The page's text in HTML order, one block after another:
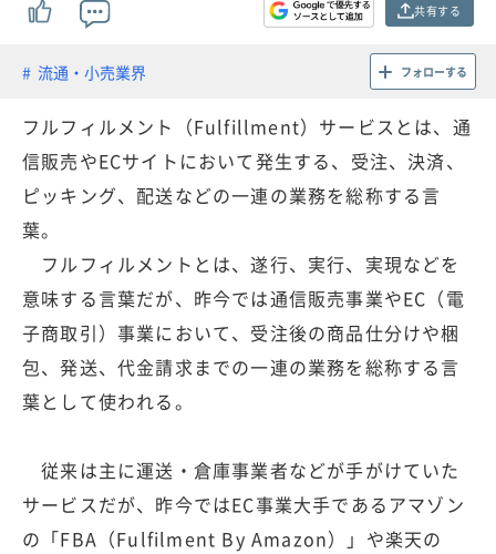
共有する
流通・小売業界 フォローする
フルフィルメント（Fulfillment）サービスとは、通
信販売やECサイトにおいて発生する、受注、決済、
ピッキング、配送などの一連の業務を総称する言
葉。
フルフィルメントとは、遂行、実行、実現などを
意味する言葉だが、昨今では通信販売事業やEC（電
子商取引）事業において、受注後の商品仕分けや梱
包、発送、代金請求までの一連の業務を総称する言
葉として使われる。
従来は主に運送・倉庫事業者などが手がけていた
サービスだが、昨今ではEC事業大手であるアマゾン
の「FBA（Fulfilment By Amazon）」や楽天の